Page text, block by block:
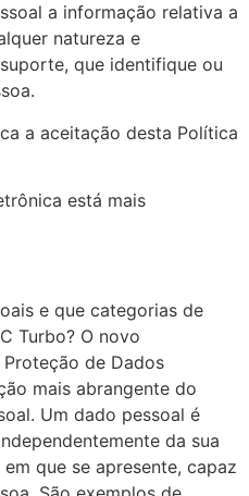
a informação relativa a
natureza e
que identifique ou
a aceitação desta Política
está mais
e que categorias de
Turbo? O novo
de Dados
mais abrangente do
Um dado pessoal é
da sua
que se apresente, capaz